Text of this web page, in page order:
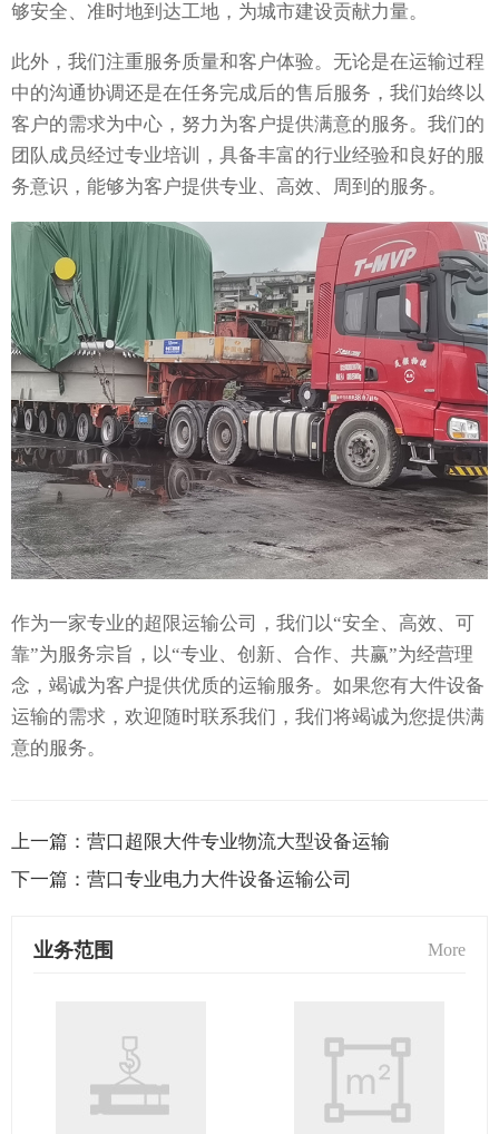
够安全、准时地到达工地，为城市建设贡献力量。
此外，我们注重服务质量和客户体验。无论是在运输过程
中的沟通协调还是在任务完成后的售后服务，我们始终以
客户的需求为中心，努力为客户提供满意的服务。我们的
团队成员经过专业培训，具备丰富的行业经验和良好的服
务意识，能够为客户提供专业、高效、周到的服务。
作为一家专业的超限运输公司，我们以“安全、高效、可
靠”为服务宗旨，以“专业、创新、合作、共赢”为经营理
念，竭诚为客户提供优质的运输服务。如果您有大件设备
运输的需求，欢迎随时联系我们，我们将竭诚为您提供满
意的服务。
上一篇： 营口超限大件专业物流大型设备运输
下一篇： 营口专业电力大件设备运输公司
业务范围 More